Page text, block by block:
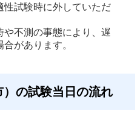
性試験時に外していただ
や不測の事態により、遅
があります。
の試験当日の流れ